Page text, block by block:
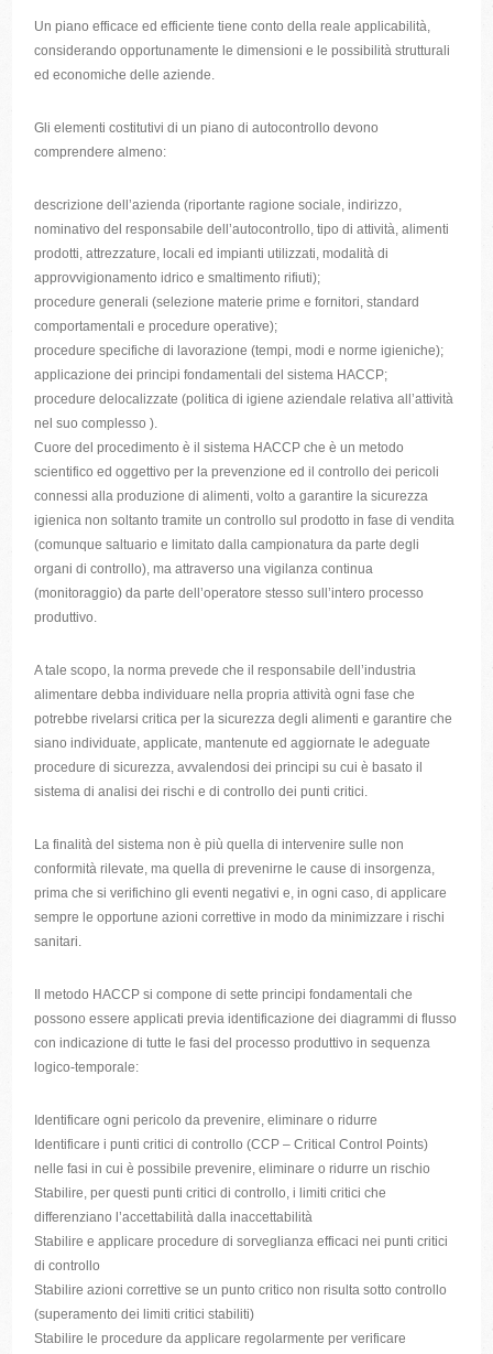
Un piano efficace ed efficiente tiene conto della reale applicabilità,
considerando opportunamente le dimensioni e le possibilità strutturali
ed economiche delle aziende.
Gli elementi costitutivi di un piano di autocontrollo devono
comprendere almeno:
descrizione dell’azienda (riportante ragione sociale, indirizzo,
nominativo del responsabile dell’autocontrollo, tipo di attività, alimenti
prodotti, attrezzature, locali ed impianti utilizzati, modalità di
approvvigionamento idrico e smaltimento rifiuti);
procedure generali (selezione materie prime e fornitori, standard
comportamentali e procedure operative);
procedure specifiche di lavorazione (tempi, modi e norme igieniche);
applicazione dei principi fondamentali del sistema HACCP;
procedure delocalizzate (politica di igiene aziendale relativa all’attività
nel suo complesso ).
Cuore del procedimento è il sistema HACCP che è un metodo
scientifico ed oggettivo per la prevenzione ed il controllo dei pericoli
connessi alla produzione di alimenti, volto a garantire la sicurezza
igienica non soltanto tramite un controllo sul prodotto in fase di vendita
(comunque saltuario e limitato dalla campionatura da parte degli
organi di controllo), ma attraverso una vigilanza continua
(monitoraggio) da parte dell’operatore stesso sull’intero processo
produttivo.
A tale scopo, la norma prevede che il responsabile dell’industria
alimentare debba individuare nella propria attività ogni fase che
potrebbe rivelarsi critica per la sicurezza degli alimenti e garantire che
siano individuate, applicate, mantenute ed aggiornate le adeguate
procedure di sicurezza, avvalendosi dei principi su cui è basato il
sistema di analisi dei rischi e di controllo dei punti critici.
La finalità del sistema non è più quella di intervenire sulle non
conformità rilevate, ma quella di prevenirne le cause di insorgenza,
prima che si verifichino gli eventi negativi e, in ogni caso, di applicare
sempre le opportune azioni correttive in modo da minimizzare i rischi
sanitari.
Il metodo HACCP si compone di sette principi fondamentali che
possono essere applicati previa identificazione dei diagrammi di flusso
con indicazione di tutte le fasi del processo produttivo in sequenza
logico-temporale:
Identificare ogni pericolo da prevenire, eliminare o ridurre
Identificare i punti critici di controllo (CCP – Critical Control Points)
nelle fasi in cui è possibile prevenire, eliminare o ridurre un rischio
Stabilire, per questi punti critici di controllo, i limiti critici che
differenziano l’accettabilità dalla inaccettabilità
Stabilire e applicare procedure di sorveglianza efficaci nei punti critici
di controllo
Stabilire azioni correttive se un punto critico non risulta sotto controllo
(superamento dei limiti critici stabiliti)
Stabilire le procedure da applicare regolarmente per verificare